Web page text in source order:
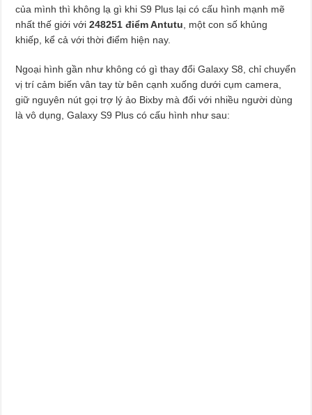
của mình thì không lạ gì khi S9 Plus lại có cấu hình mạnh mẽ
nhất thế giới với248251 điểm Antutu , một con số khủng
khiếp, kể cả với thời điểm hiện nay.
Ngoại hình gần như không có gì thay đổi Galaxy S8, chỉ chuyển
vị trí cảm biến vân tay từ bên cạnh xuống dưới cụm camera,
giữ nguyên nút gọi trợ lý ảo Bixby mà đối với nhiều người dùng
là vô dụng, Galaxy S9 Plus có cấu hình như sau: